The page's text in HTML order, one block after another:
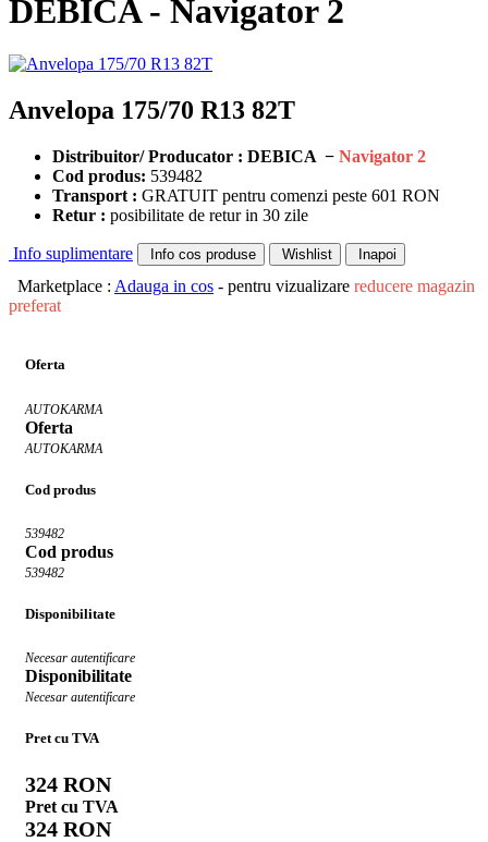
DEBICA - Navigator 2
Anvelopa 175/70 R13 82T
Distribuitor/ Producator : DEBICA − Navigator 2
Cod produs: 539482
Transport : GRATUIT pentru comenzi peste 601 RON
Retur : posibilitate de retur in 30 zile
Info suplimentare Info cos produse Wishlist Inapoi
Marketplace : Adauga in cos - pentru vizualizare reducere magazin
preferat
Oferta
AUTOKARMA
Oferta
AUTOKARMA
Cod produs
539482
Cod produs
539482
Disponibilitate
Necesar autentificare
Disponibilitate
Necesar autentificare
Pret cu TVA
324 RON
Pret cu TVA
324 RON